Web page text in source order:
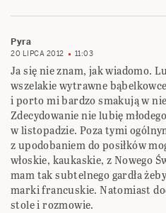
Pyra
20 LIPCA 2012 11:03
Ja się nie znam, jak wiadomo.
wszelakie wytrawne
i porto mi bardzo smakują w
Zdecydowanie nie lubię
w listopadzie. Poza tymi
z upodobaniem do posiłków
włoskie, kaukaskie, z Nowego
mam tak subtelnego gardła
marki francuskie. Natomiast
stole i rozmowie.